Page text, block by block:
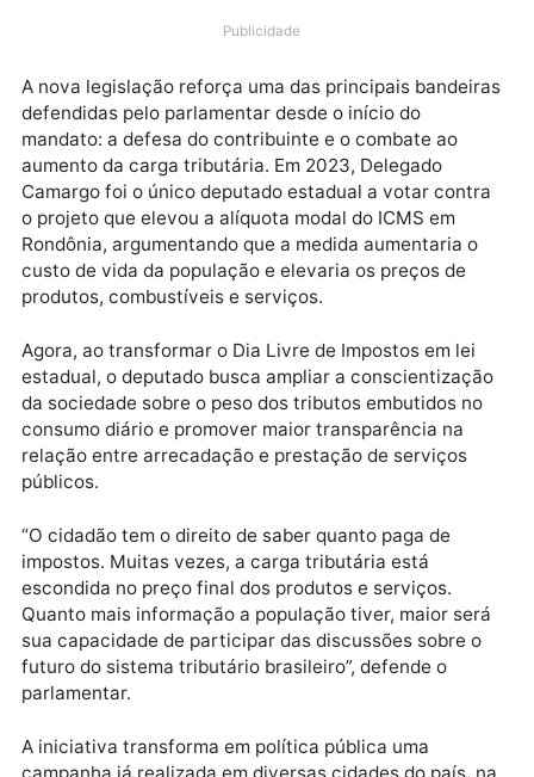
conscientizar a população sobre o impacto da carga
estimular o debate sobre a simplificação do sistema
tributário brasileiro.
Publicidade
A nova legislação reforça uma das principais
defendidas pelo parlamentar desde o início do
mandato: a defesa do contribuinte e o combate ao
Camargo foi o único deputado estadual a votar
o projeto que elevou a alíquota modal do ICMS em
Rondônia, argumentando que a medida aumentaria o
custo de vida da população e elevaria os preços de
produtos, combustíveis e serviços.
Agora, ao transformar o Dia Livre de Impostos em lei
estadual, o deputado busca ampliar a
da sociedade sobre o peso dos tributos embutidos
consumo diário e promover maior transparência na
relação entre arrecadação e prestação de serviços
públicos.
“O cidadão tem o direito de saber quanto paga de
impostos. Muitas vezes, a carga tributária está